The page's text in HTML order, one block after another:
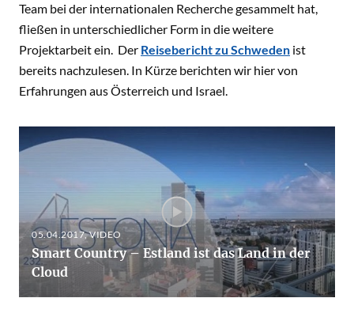
Team bei der internationalen Recherche gesammelt hat,
fließen in unterschiedlicher Form in die weitere
Projektarbeit ein. Der Reisebericht zu Schweden ist
bereits nachzulesen. In Kürze berichten wir hier von
Erfahrungen aus Österreich und Israel.
05.04.2017, VIDEO
Smart Country – Estland ist das Land in der
Cloud